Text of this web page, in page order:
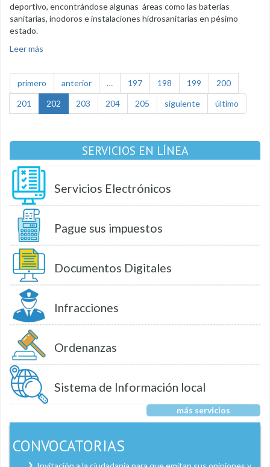
deportivo, encontrándose algunas áreas como las baterías
sanitarias, inodoros e instalaciones hidrosanitarias en pésimo
estado.
Leer más
primero anterior … 197 198 199
200
201
202 203 204 205 siguiente último
SERVICIOS EN LÍNEA
Servicios Electrónicos
Pague sus impuestos
Documentos Digitales
Infracciones
Ordenanzas
Sistema de Información local
más servicios
CONVOCATORIAS